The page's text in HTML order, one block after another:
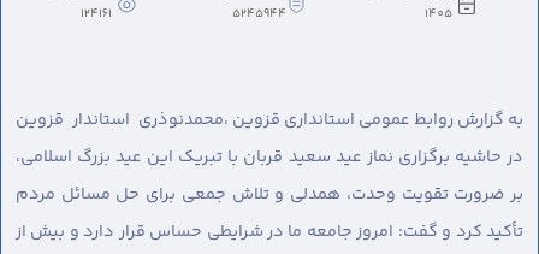
1405
5245944
124161
به گزارش روابط عمومی استانداری قزوین ،محمدنوذری استاندار قزوین
در حاشیه برگزاری نماز عید سعید قربان با تبریک این عید بزرگ اسلامی،
بر ضرورت تقویت وحدت، همدلی و تلاش جمعی برای حل مسائل مردم
تأکید کرد و گفت: امروز جامعه ما در شرایطی حساس قرار دارد و بیش از